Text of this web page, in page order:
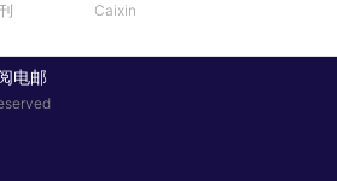
Caixin
电邮